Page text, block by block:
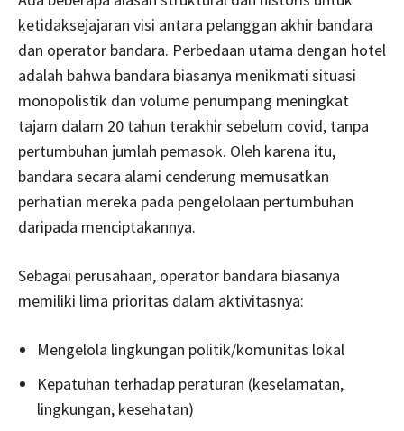
ketidaksejajaran visi antara pelanggan akhir bandara
dan operator bandara. Perbedaan utama dengan hotel
adalah bahwa bandara biasanya menikmati situasi
monopolistik dan volume penumpang meningkat
tajam dalam 20 tahun terakhir sebelum covid, tanpa
pertumbuhan jumlah pemasok. Oleh karena itu,
bandara secara alami cenderung memusatkan
perhatian mereka pada pengelolaan pertumbuhan
daripada menciptakannya.
Sebagai perusahaan, operator bandara biasanya
memiliki lima prioritas dalam aktivitasnya:
Mengelola lingkungan politik/komunitas lokal
Kepatuhan terhadap peraturan (keselamatan,
lingkungan, kesehatan)